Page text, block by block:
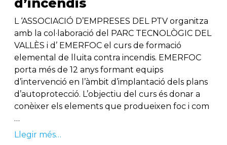
d’incendis
L ‘ASSOCIACIÓ D’EMPRESES DEL PTV organitza
amb la col·laboració del PARC TECNOLÒGIC DEL
VALLÈS i d’ EMERFOC el curs de formació
elemental de lluita contra incendis. EMERFOC
porta més de 12 anys formant equips
d’intervenció en l’àmbit d’implantació dels plans
d’autoprotecció. L’objectiu del curs és donar a
conèixer els elements que produeixen foc i com
…
Llegir més…